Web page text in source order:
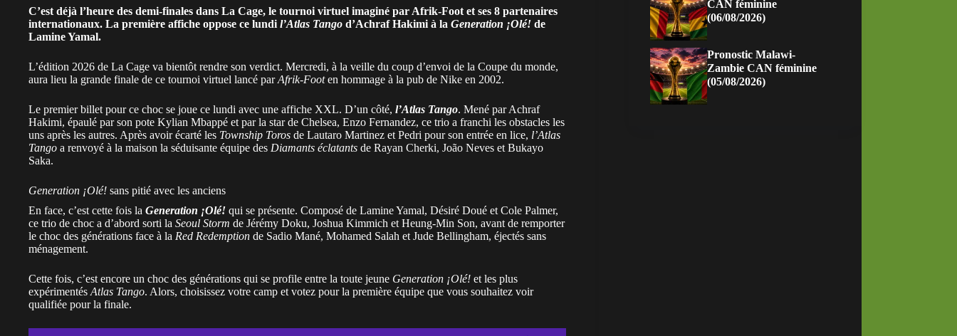
C’est déjà l’heure des demi-finales dans La Cage, le tournoi virtuel imaginé par Afrik-Foot et ses 8 partenaires
internationaux. La première affiche oppose ce lundi l’Atlas Tango d’Achraf Hakimi à la Generation ¡Olé! de
Lamine Yamal.
L’édition 2026 de La Cage va bientôt rendre son verdict. Mercredi, à la veille du coup d’envoi de la Coupe du monde,
aura lieu la grande finale de ce tournoi virtuel lancé parAfrik-Footen hommage à la pub de Nike en 2002.
Le premier billet pour ce choc se joue ce lundi avec une affiche XXL. D’un côté, l’Atlas Tango. Mené par Achraf
Hakimi, épaulé par son pote Kylian Mbappé et par la star de Chelsea, Enzo Fernandez, ce trio a franchi les obstacles les
uns après les autres. Après avoir écarté les Township Toros de Lautaro Martinez et Pedri pour son entrée en lice, l’Atlas
Tango a renvoyé à la maison la séduisante équipe des Diamants éclatants de Rayan Cherki, João Neves et Bukayo
Saka.
Generation ¡Olé! sans pitié avec les anciens
En face, c’est cette fois la Generation ¡Olé! qui se présente. Composé de Lamine Yamal, Désiré Doué et Cole Palmer,
ce trio de choc a d’abord sorti la Seoul Storm de Jérémy Doku, Joshua Kimmich et Heung-Min Son, avant de remporter
le choc des générations face à la Red Redemption de Sadio Mané, Mohamed Salah et Jude Bellingham, éjectés sans
ménagement.
Cette fois, c’est encore un choc des générations qui se profile entre la toute jeune Generation ¡Olé! et les plus
expérimentés Atlas Tango. Alors, choisissez votre camp et votez pour la première équipe que vous souhaitez voir
qualifiée pour la finale.
CAN féminine
(06/08/2026)
Pronostic Malawi-
Zambie CAN féminine
(05/08/2026)